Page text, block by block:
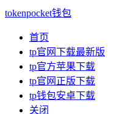
tokenpocket钱包
首页
tp官网下载最新版
tp官方苹果下载
tp官网正版下载
tp钱包安卓下载
关闭